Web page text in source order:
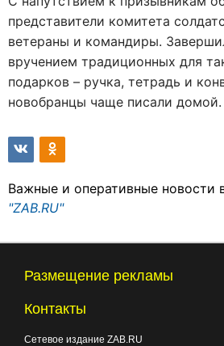
представители комитета
ветераны и командиры.
вручением традиционных для
подарков – ручка, тетрадь и
новобранцы чаще писали домой.
Важные и оперативные новости
"ZAB.RU"
Размещение рекламы
Контакты
Сетевое издание ZAB.RU